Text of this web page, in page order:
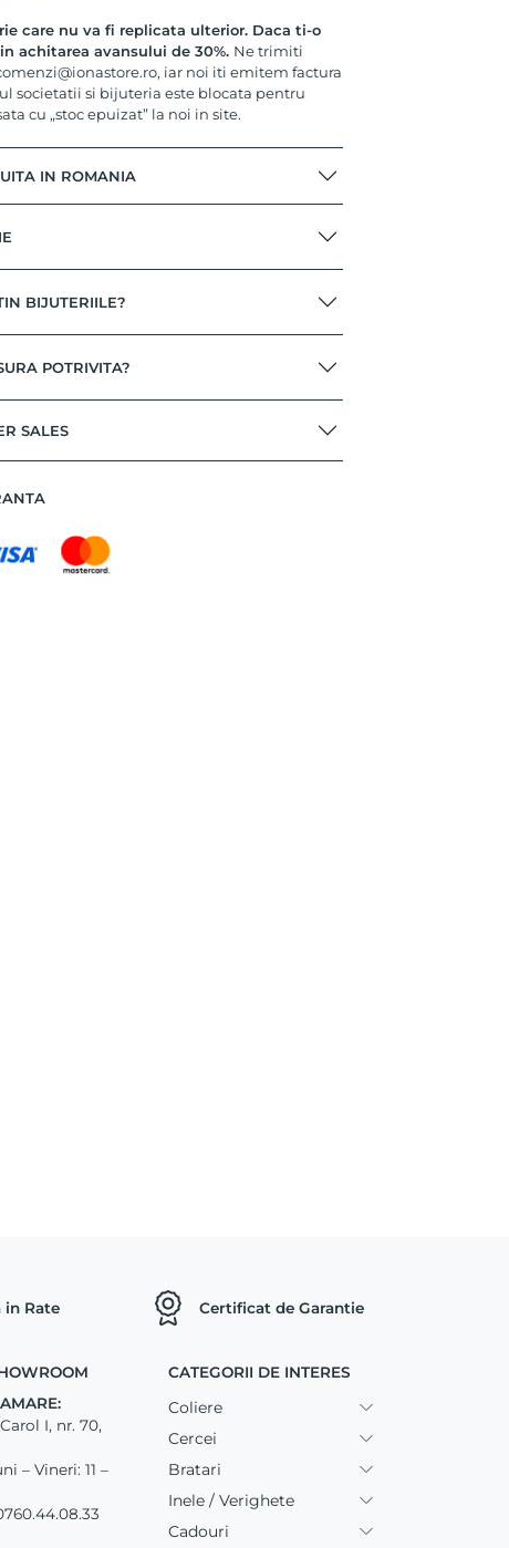
care nu va fi replicata ulterior. Daca ti-o
achitarea avansului de 30%. Ne trimiti
iar noi iti emitem factura
societatii si bijuteria este blocata pentru
cu „stoc epuizat” la noi in site.
IN ROMANIA
BIJUTERIILE?
POTRIVITA?
SALES
in Rate Certificat de Garantie
I, nr. 70,
– Vineri: 11 –
CATEGORII DE INTERES
Coliere
Cercei
Bratari
Inele / Verighete
Cadouri